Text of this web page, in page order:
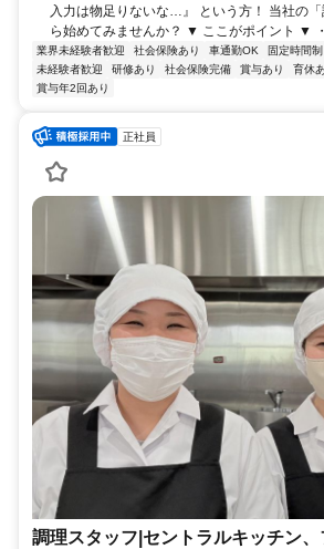
入力は物足りないな…』 という方！ 当社の
ら始めてみませんか？ ▼ ここがポイント ▼
業界未経験者歓迎 社会保険あり 車通勤OK 固定時間制
未経験者歓迎
研修あり 社会保険完備 賞与あり 育休
賞与年2回あり
正社員
調理スタッフ|セントラルキッチン